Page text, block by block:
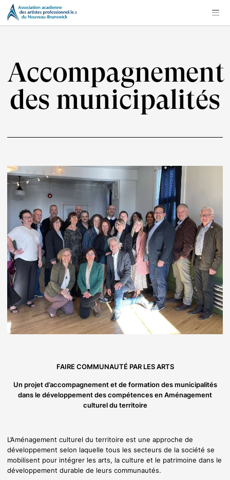
Accompagnement
des municipalités
FAIRE COMMUNAUTÉ PAR LES ARTS
Un projet d’accompagnement et de formation des municipalités
dans le développement des compétences en Aménagement
culturel du territoire
L’Aménagement culturel du territoire est une approche de
développement selon laquelle tous les secteurs de la société se
mobilisent pour intégrer les arts, la culture et le patrimoine dans le
développement durable de leurs communautés.